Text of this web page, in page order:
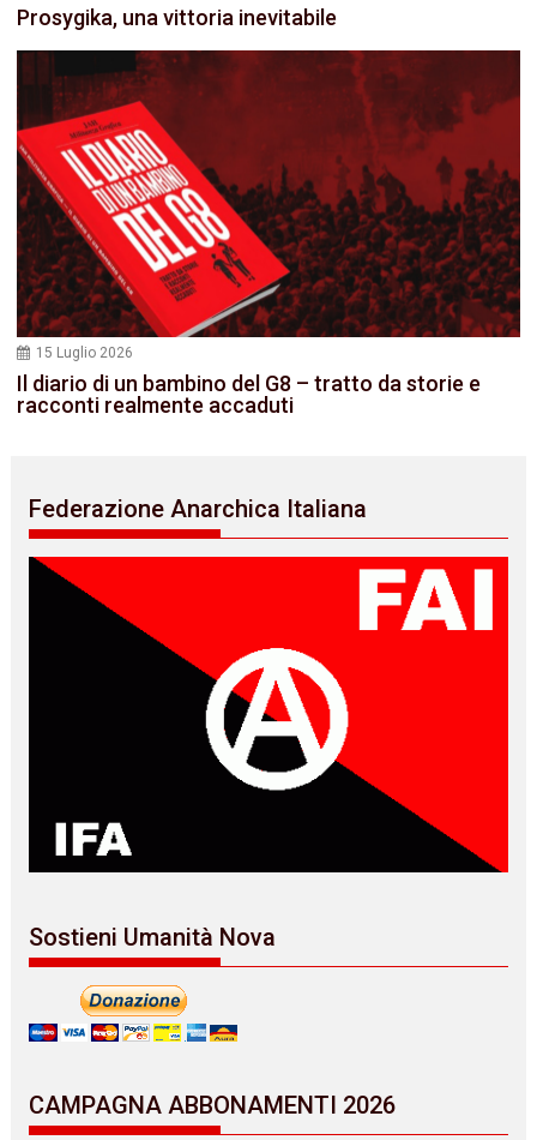
Prosygika, una vittoria inevitabile
15 Luglio 2026
Il diario di un bambino del G8 – tratto da storie e
racconti realmente accaduti
Federazione Anarchica Italiana
Sostieni Umanità Nova
CAMPAGNA ABBONAMENTI 2026